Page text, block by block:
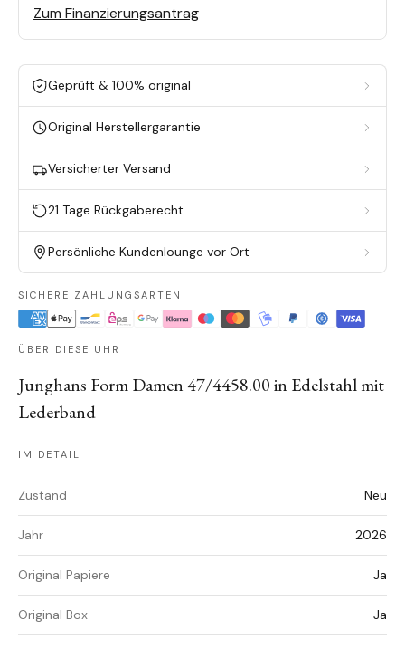
Zum Finanzierungsantrag
Geprüft & 100% original
Original Herstellergarantie
Versicherter Versand
21 Tage Rückgaberecht
Persönliche Kundenlounge vor Ort
SICHERE ZAHLUNGSARTEN
ÜBER DIESE UHR
Junghans Form Damen 47/4458.00 in Edelstahl mit
Lederband
IM DETAIL
Zustand Neu
Jahr 2026
Original Papiere Ja
Original Box Ja